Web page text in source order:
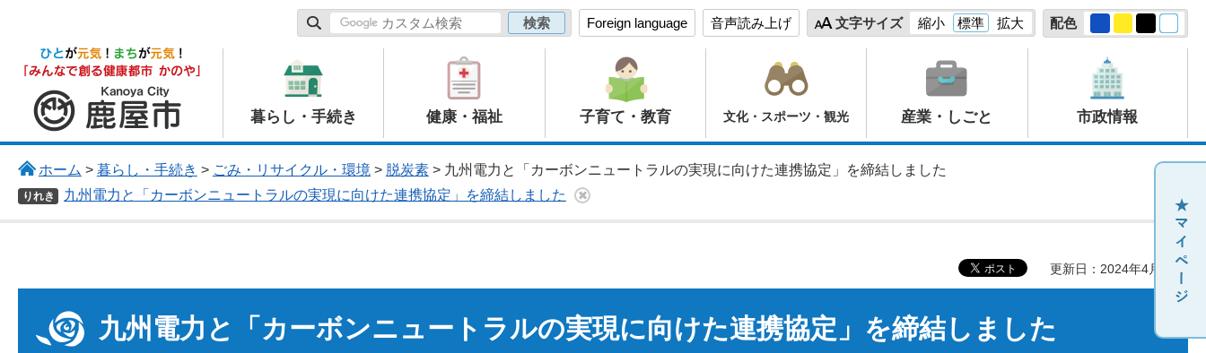
Foreign language 音声読み上げ 文字サイズ 縮小 標準 拡大 配色
鹿屋市
暮らし・手続き 健康・福祉 子育て・教育 文化・スポーツ・観光 産業・しごと 市政情報
ホーム > 暮らし・手続き > ごみ・リサイクル・環境 > 脱炭素> 九州電力と「カーボンニュートラルの実現に向けた連携協定」を締結しました
りれき 九州電力と「カーボンニュートラルの実現に向けた連携協定」を締結しました
更新日：2024年4月19日
九州電力と「カーボンニュートラルの実現に向けた連携協定」を締結しました